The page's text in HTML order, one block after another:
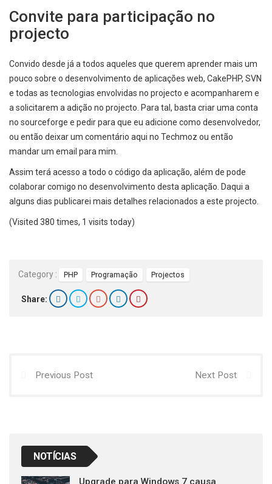
Convite para participação no
projecto
Convido desde já a todos aqueles que querem aprender mais um
pouco sobre o desenvolvimento de aplicações web, CakePHP, SVN
e todas as tecnologias envolvidas no projecto e acompanharem e
a solicitarem a adição no projecto. Para tal, basta criar uma conta
no sourceforge e pedir para que eu adicione como desenvolvedor,
ou então deixar um comentário aqui no Techmoz ou então
mandar um email para mim.
Assim terá acesso a todo o código da aplicação, além de pode
colaborar comigo no desenvolvimento desta aplicação. Daqui a
alguns dias publicarei mais detalhes relacionados a este projecto.
(Visited 380 times, 1 visits today)
Category : PHP Programação Projectos
Share:
Previous Post Next Post
NOTÍCIAS
Upgrade para Windows 7 causa